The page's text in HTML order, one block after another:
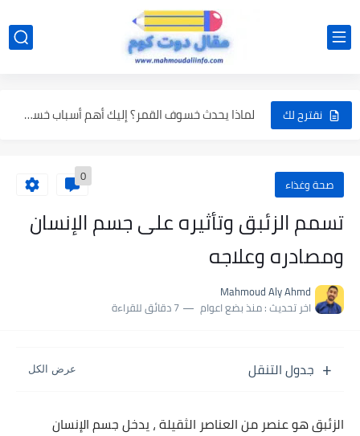
نقترح لك
فيضان النيل في مصر القديمة واليوم
لماذا يحدث خسوف القمر؟ إليك أهم أسباب خسوف القمر
أفضل وقت لتناول حلوى المولد لتجنب أضرارها | مولد النبي...
صحة وغذاء 0
تسمم الزئبق وتأثيره على جسم الإنسان
ومصادره وعلاجه
Mahmoud Aly Ahmd
اخر تحديث :منذ بضع اعوام 7 دقائق للقراءة
جدول التنقل
الزئبق هو عنصر من العناصر الثقيلة ، يدخل جسم الإنسان